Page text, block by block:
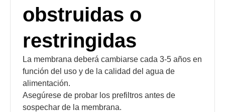
obstruidas o
restringidas
La membrana deberá cambiarse cada 3-5 años en
función del uso y de la calidad del agua de
alimentación.
Asegúrese de probar los prefiltros antes de
sospechar de la membrana.